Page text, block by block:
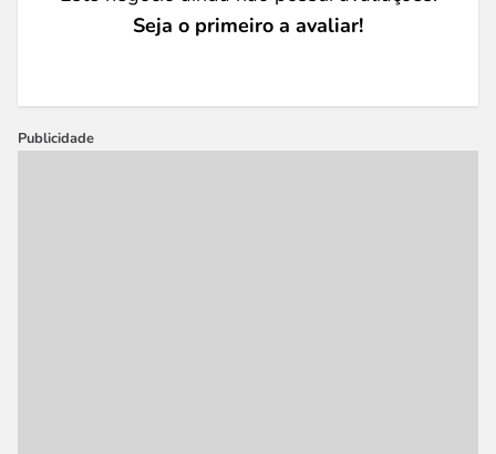
Seja o primeiro a avaliar!
Publicidade